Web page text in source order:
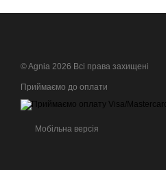
© Agnia 2026 Всі права захищені
Приймаємо до оплати
Мобільна версія